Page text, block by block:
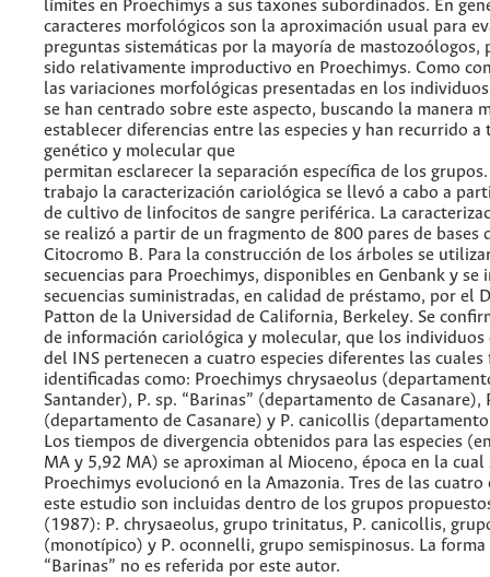
límites en Proechimys a sus taxones subordinados. En
caracteres morfológicos son la aproximación usual para
preguntas sistemáticas por la mayoría de mastozoólogos,
sido relativamente improductivo en Proechimys. Como
las variaciones morfológicas presentadas en los
se han centrado sobre este aspecto, buscando la manera
establecer diferencias entre las especies y han recurrido a
genético y molecular que
permitan esclarecer la separación específica de los
trabajo la caracterización cariológica se llevó a cabo a
de cultivo de linfocitos de sangre periférica. La
se realizó a partir de un fragmento de 800 pares de bases
Citocromo B. Para la construcción de los árboles se
secuencias para Proechimys, disponibles en Genbank y se
secuencias suministradas, en calidad de préstamo, por el
Patton de la Universidad de California, Berkeley. Se
de información cariológica y molecular, que los individuos
del INS pertenecen a cuatro especies diferentes las cuales
identificadas como: Proechimys chrysaeolus
Santander), P. sp. “Barinas” (departamento de Casanare),
(departamento de Casanare) y P. canicollis
Los tiempos de divergencia obtenidos para las especies
MA y 5,92 MA) se aproximan al Mioceno, época en la cual
Proechimys evolucionó en la Amazonia. Tres de las cuatro
este estudio son incluidas dentro de los grupos
(1987): P. chrysaeolus, grupo trinitatus, P. canicollis,
(monotípico) y P. oconnelli, grupo semispinosus. La forma
“Barinas” no es referida por este autor.